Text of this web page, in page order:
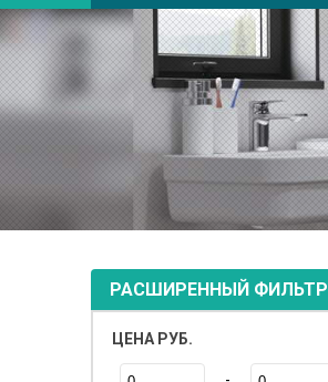
РАСШИРЕННЫЙ ФИЛЬТР
ЦЕНА РУБ.